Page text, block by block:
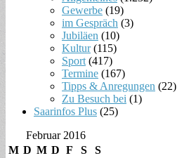
Gewerbe (19)
im Gespräch (3)
Jubiläen (10)
Kultur(115)
Sport (417)
Termine (167)
Tipps & Anregungen (22)
Zu Besuch bei (1)
Saarinfos Plus (25)
Februar 2016
M D M D F S S